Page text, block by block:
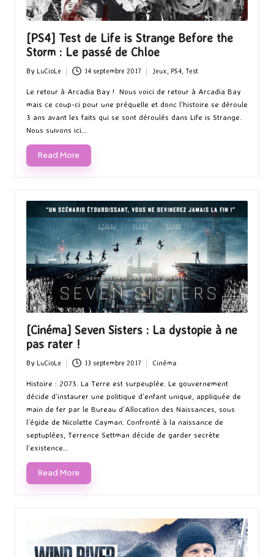
[PS4] Test de Life is Strange Before the
Storm : Le passé de Chloe
Posted
by
By LuCioLe 14 septembre 2017
Posted
in
Jeux, PS4, Test
Le retour à Arcadia Bay ! Nous voici de retour à Arcadia Bay
mais ce coup-ci pour une préquelle et donc l'histoire se déroule
3 ans avant les faits qui se sont déroulés dans Life is Strange.
Nous suivons ici…
Read More
[Cinéma] Seven Sisters : La dystopie à ne
pas rater !
Posted
by
By LuCioLe 13 septembre 2017
in
Cinéma
Histoire : 2073. La Terre est surpeuplée. Le gouvernement
décide d’instaurer une politique d’enfant unique, appliquée de
main de fer par le Bureau d’Allocation des Naissances, sous
l’égide de Nicolette Cayman. Confronté à la naissance de
septuplées, Terrence Settman décide de garder secrète
l’existence…
Read More